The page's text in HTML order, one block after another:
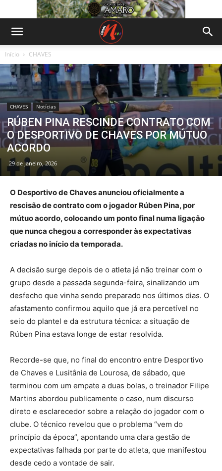
Início CHAVES
CHAVES Notícias
RÚBEN PINA RESCINDE CONTRATO COM
O DESPORTIVO DE CHAVES POR MÚTUO
ACORDO
29 de Janeiro, 2026
O Desportivo de Chaves anunciou oficialmente a
rescisão de contrato com o jogador Rúben Pina, por
mútuo acordo, colocando um ponto final numa ligação
que nunca chegou a corresponder às expectativas
criadas no início da temporada.
A decisão surge depois de o atleta já não treinar com o
grupo desde a passada segunda-feira, sinalizando um
desfecho que vinha sendo preparado nos últimos dias. O
afastamento confirmou aquilo que já era percetível no
seio do plantel e da estrutura técnica: a situação de
Rúben Pina estava longe de estar resolvida.
Recorde-se que, no final do encontro entre Desportivo
de Chaves e Lusitânia de Lourosa, de sábado, que
terminou com um empate a duas bolas, o treinador Filipe
Martins abordou publicamente o caso, num discurso
direto e esclarecedor sobre a relação do jogador com o
clube. O técnico revelou que o problema “vem do
princípio da época”, apontando uma clara gestão de
expectativas falhada por parte do atleta, que manifestou
desde cedo a vontade de sair.